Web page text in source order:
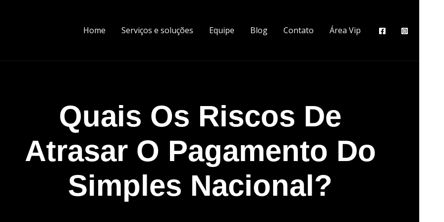
Home Serviços e soluções Equipe Blog Contato Área Vip
Quais Os Riscos De
Atrasar O Pagamento Do
Simples Nacional?